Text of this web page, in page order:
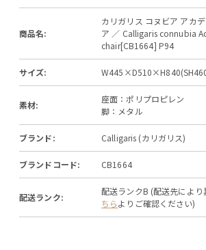
商品名:
カリガリス コヌビア アカ
ア ／ Calligaris connubia
chair[CB1664] P94
サイズ:
素材:
座面：ポリプロピレン
脚：メタル
ブランド: Calligaris (カリガリス)
ブランドコード: CB1664
配送ランク:
配送ランクB (配送先により
ちらよりご確認ください)